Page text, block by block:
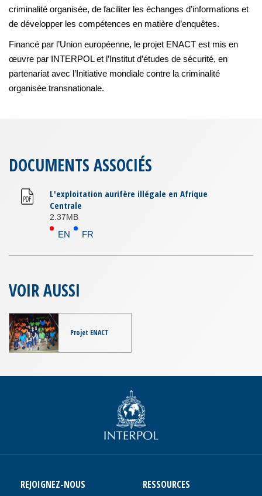
criminalité organisée, de faciliter les échanges d’informations et
de développer les compétences en matière d’enquêtes.
Financé par l’Union européenne, le projet ENACT est mis en
œuvre par INTERPOL et l’Institut d’études de sécurité, en
partenariat avec l’Initiative mondiale contre la criminalité
organisée transnationale.
DOCUMENTS ASSOCIÉS
L'exploitation aurifère illégale en Afrique
Centrale
2.37MB
EN FR
VOIR AUSSI
Projet ENACT
REJOIGNEZ-NOUS RESSOURCES